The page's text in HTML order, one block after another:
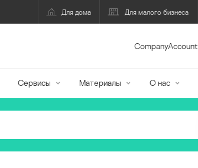
Для дома Для малого бизнеса
CompanyAccount
Сервисы Материалы О нас